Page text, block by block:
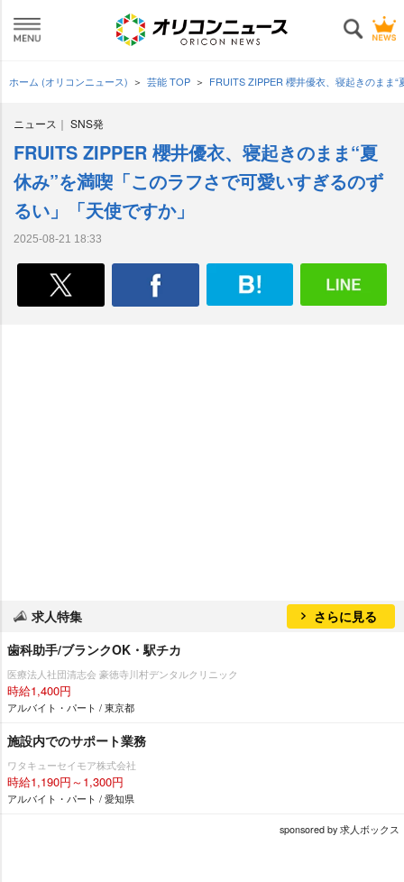
ホーム (オリコンニュース) 芸能 TOP FRUITS ZIPPER 櫻井優衣、寝起きのまま
ニュース SNS発
FRUITS ZIPPER 櫻井優衣、寝起きのまま“夏
休み”を満喫「このラフさで可愛いすぎるのず
るい」「天使ですか」
2025-08-21 18:33
求人特集
さらに見る
歯科助手/ブランクOK・駅チカ
医療法人社団清志会 豪徳寺川村デンタルクリニック
時給1,400円
アルバイト・パート / 東京都
施設内でのサポート業務
ワタキューセイモア株式会社
時給1,190円～1,300円
アルバイト・パート / 愛知県
sponsored by 求人ボックス